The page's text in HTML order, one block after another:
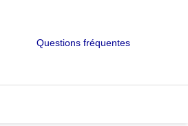
Questions fréquentes